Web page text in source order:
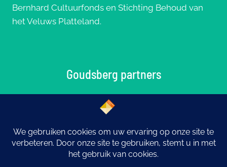
Bernhard Cultuurfonds en Stichting Behoud van
het Veluws Platteland.
Goudsberg partners